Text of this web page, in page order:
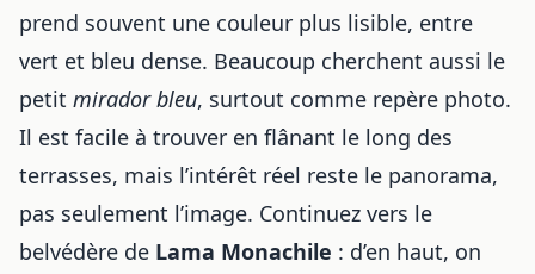
prend souvent une couleur plus lisible, entre
vert et bleu dense. Beaucoup cherchent aussi le
petit mirador bleu, surtout comme repère photo.
Il est facile à trouver en flânant le long des
terrasses, mais l’intérêt réel reste le panorama,
pas seulement l’image. Continuez vers le
belvédère de Lama Monachile : d’en haut, on